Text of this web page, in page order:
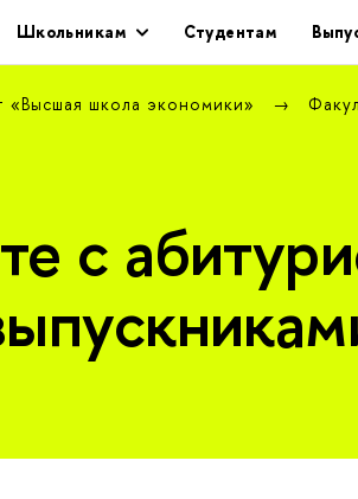
Школьникам Студентам
«Высшая школа экономики»
с